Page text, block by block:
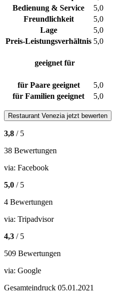
Bedienung & Service
5,0
Freundlichkeit
5,0
Lage
5,0
Preis-Leistungsverhältnis 5,0
geeignet für
für Paare geeignet
5,0
für Familien geeignet
5,0
Restaurant Venezia jetzt bewerten
3,8 / 5
38 Bewertungen
via: Facebook
5,0 / 5
4 Bewertungen
via: Tripadvisor
4,3 / 5
509 Bewertungen
via: Google
Gesamteindruck 05.01.2021